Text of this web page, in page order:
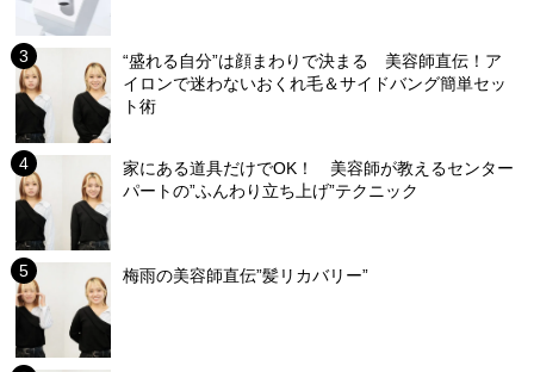
“盛れる自分”は顔まわりで決まる 美容師直伝！ア
イロンで迷わないおくれ毛＆サイドバング簡単セッ
ト術
家にある道具だけでOK！ 美容師が教えるセンター
パートの”ふんわり立ち上げ”テクニック
梅雨の美容師直伝”髪リカバリー”